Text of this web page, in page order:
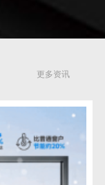
更多资讯